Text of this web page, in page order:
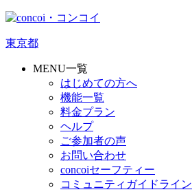
東京都
MENU一覧
はじめての方へ
機能一覧
料金プラン
ヘルプ
ご参加者の声
お問い合わせ
concoiセーフティー
コミュニティガイドライン